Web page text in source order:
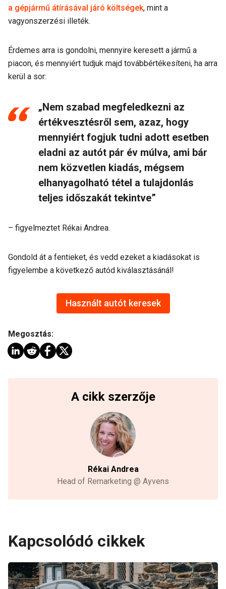
a gépjármű átírásával járó költségek, mint a
vagyonszerzési illeték.
Érdemes arra is gondolni, mennyire keresett a jármű a
piacon, és mennyiért tudjuk majd továbbértékesíteni, ha arra
kerül a sor:
„Nem szabad megfeledkezni az
értékvesztésről sem, azaz, hogy
mennyiért fogjuk tudni adott esetben
eladni az autót pár év múlva, ami bár
nem közvetlen kiadás, mégsem
elhanyagolható tétel a tulajdonlás
teljes időszakát tekintve”
– figyelmeztet Rékai Andrea.
Gondold át a fentieket, és vedd ezeket a kiadásokat is
figyelembe a következő autód kiválasztásánál!
Használt autót keresek
Megosztás:
A cikk szerzője
Rékai Andrea
Head of Remarketing @ Ayvens
Kapcsolódó cikkek